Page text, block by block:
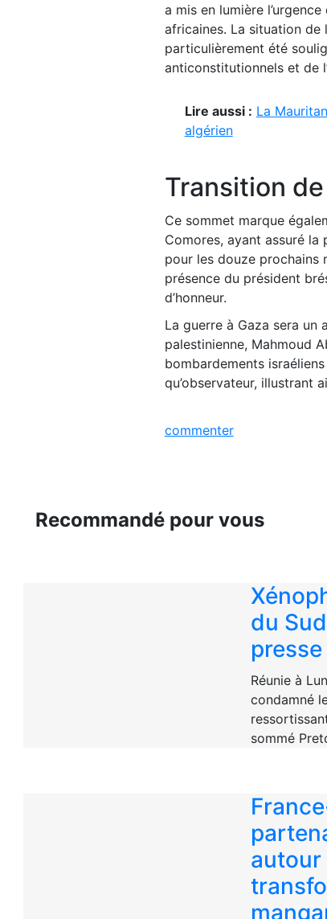
a mis en lumière
africaines. La situation de
particulièrement été
anticonstitutionnels et de
Lire aussi : La
algérien
Transition
Ce sommet marque
Comores, ayant assuré la
pour les douze prochains
présence du président
d’honneur.
La guerre à Gaza sera un
palestinienne, Mahmoud
bombardements israéliens
qu’observateur, illustrant
commenter
Recommandé pour vous
du
Réunie à
condamné
sommé
autour